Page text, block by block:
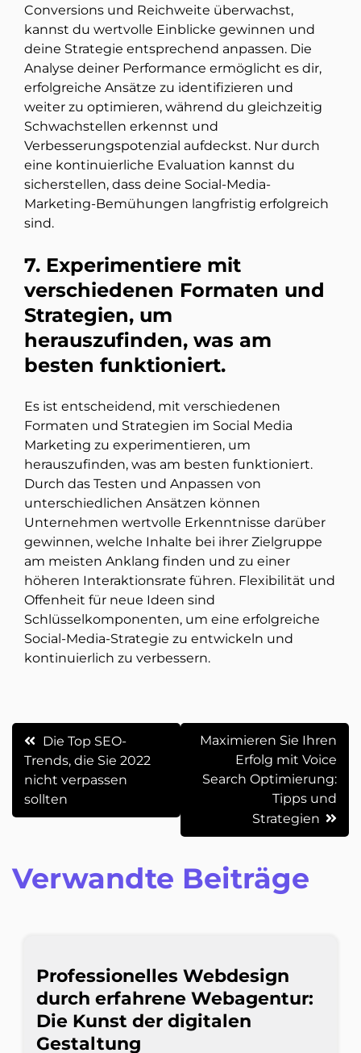
Conversions und Reichweite überwachst,
kannst du wertvolle Einblicke gewinnen und
deine Strategie entsprechend anpassen. Die
Analyse deiner Performance ermöglicht es dir,
erfolgreiche Ansätze zu identifizieren und
weiter zu optimieren, während du gleichzeitig
Schwachstellen erkennst und
Verbesserungspotenzial aufdeckst. Nur durch
eine kontinuierliche Evaluation kannst du
sicherstellen, dass deine Social-Media-
Marketing-Bemühungen langfristig erfolgreich
sind.
7. Experimentiere mit
verschiedenen Formaten und
Strategien, um
herauszufinden, was am
besten funktioniert.
Es ist entscheidend, mit verschiedenen
Formaten und Strategien im Social Media
Marketing zu experimentieren, um
herauszufinden, was am besten funktioniert.
Durch das Testen und Anpassen von
unterschiedlichen Ansätzen können
Unternehmen wertvolle Erkenntnisse darüber
gewinnen, welche Inhalte bei ihrer Zielgruppe
am meisten Anklang finden und zu einer
höheren Interaktionsrate führen. Flexibilität und
Offenheit für neue Ideen sind
Schlüsselkomponenten, um eine erfolgreiche
Social-Media-Strategie zu entwickeln und
kontinuierlich zu verbessern.
Beitrags-
Navigation
Die Top SEO-
Trends, die Sie 2022
nicht verpassen
sollten
Maximieren Sie Ihren
Erfolg mit Voice
Search Optimierung:
Tipps und
Strategien
Verwandte Beiträge
Professionelles Webdesign
durch erfahrene Webagentur:
Die Kunst der digitalen
Gestaltung